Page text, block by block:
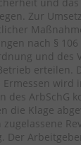
Zur
nach § 106
und des
erteilen.
wird
des ArbSchG
die Klage
Der